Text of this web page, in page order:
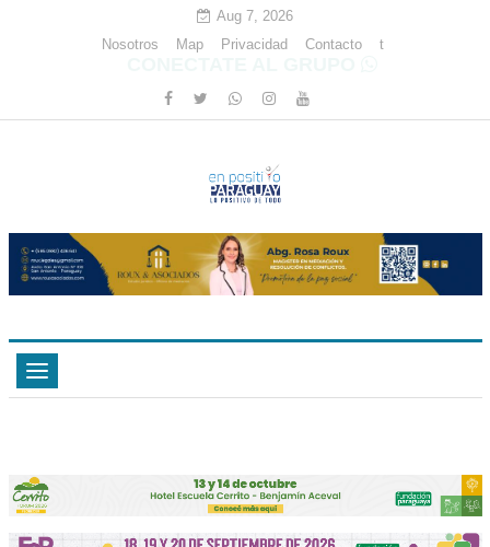
Aug 7, 2026
Nosotros
Map Privacidad Contacto t
Toggle
navigation